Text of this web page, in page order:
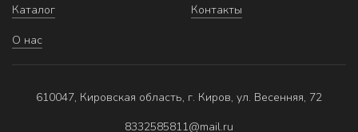
Каталог
О нас
Контакты
610047, Кировская область, г. Киров, ул. Весенняя, 72
8332585811@mail.ru